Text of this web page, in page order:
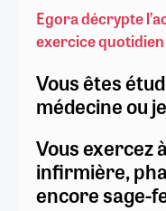
Egora décrypte
exercice quotidien
Vous êtes
médecine ou
Vous exercez
infirmière,
encore sage-